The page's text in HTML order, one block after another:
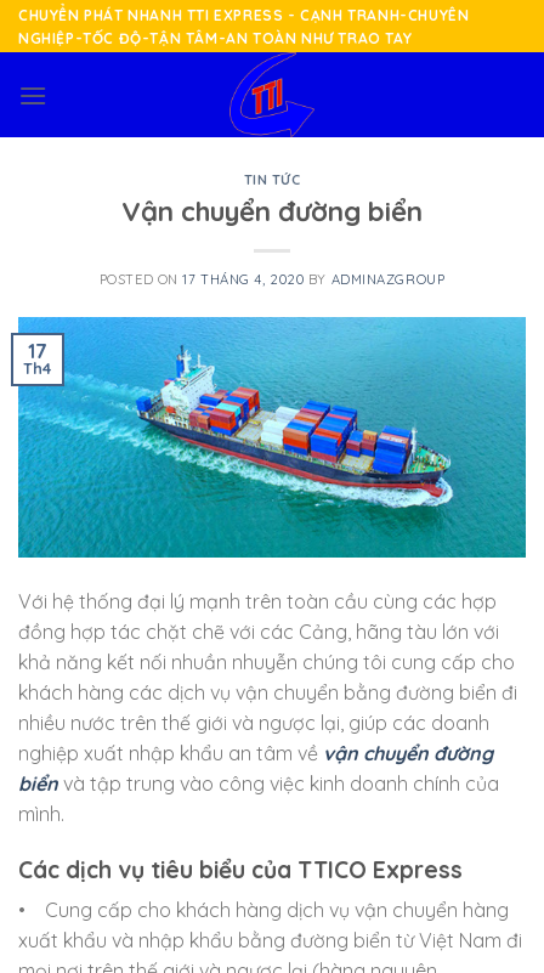
Skip
to
CHUYỂN PHÁT NHANH TTI EXPRESS - CẠNH TRANH-CHUYÊN
NGHIỆP-TỐC ĐỘ-TẬN TÂM-AN TOÀN NHƯ TRAO TAY
TIN TỨC
Vận chuyển đường biển
POSTED ON17 THÁNG 4, 2020 BY ADMINAZGROUP
17
Th4
Với hệ thống đại lý mạnh trên toàn cầu cùng các hợp
đồng hợp tác chặt chẽ với các Cảng, hãng tàu lớn với
khả năng kết nối nhuần nhuyễn chúng tôi cung cấp cho
khách hàng các dịch vụ vận chuyển bằng đường biển đi
nhiều nước trên thế giới và ngược lại, giúp các doanh
nghiệp xuất nhập khẩu an tâm về vận chuyển đường
biển và tập trung vào công việc kinh doanh chính của
mình.
Các dịch vụ tiêu biểu của TTICO Express
• Cung cấp cho khách hàng dịch vụ vận chuyển hàng
xuất khẩu và nhập khẩu bằng đường biển từ Việt Nam đi